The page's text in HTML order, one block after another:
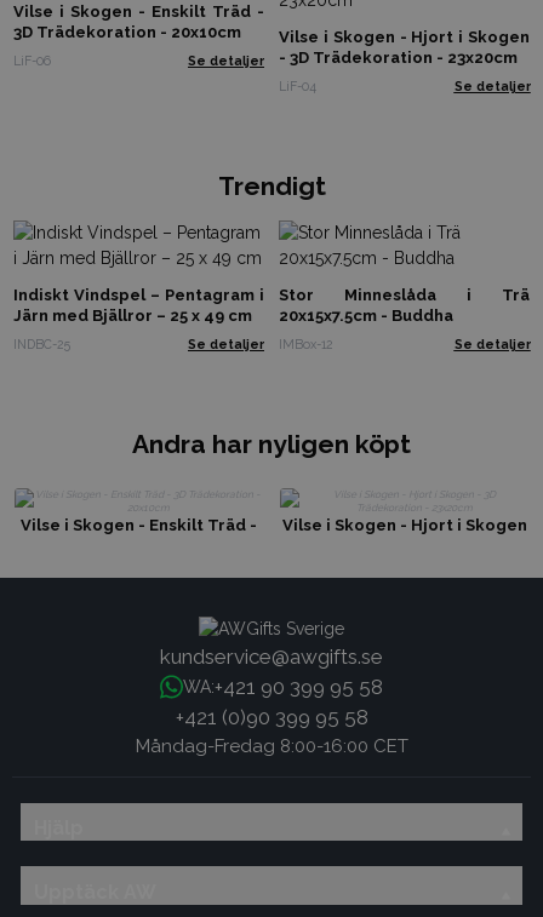
Vilse i Skogen - Enskilt Träd -
3D Trädekoration - 20x10cm
LiF-06 Se detaljer
Vilse i Skogen - Hjort i Skogen
- 3D Trädekoration - 23x20cm
LiF-04 Se detaljer
Trendigt
Indiskt Vindspel – Pentagram i
Järn med Bjällror – 25 x 49 cm
INDBC-25 Se detaljer
Stor Minneslåda i Trä
20x15x7.5cm - Buddha
IMBox-12 Se detaljer
Andra har nyligen köpt
Vilse i Skogen - Enskilt Träd -
Vilse i Skogen - Hjort i Skogen
kundservice@awgifts.se
WA:+421 90 399 95 58
+421 (0)90 399 95 58
Måndag-Fredag 8:00-16:00 CET